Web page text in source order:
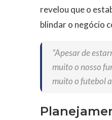
revelou que o
blindar o negócio
“Apesar de
muito o nosso
muito o futebol